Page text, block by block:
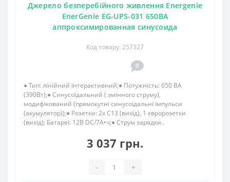
Джерело безперебійного живлення Energenie
EnerGenie EG-UPS-031 650ВA
аппроксимированная синусоида
Код товару: 257327
0
● Тип: лінійний інтерактивний;● Потужність: 650 ВА
(390Вт);● Синусоїдальний ( змінного струму),
модифікований (прямокутні синусоїдальні імпульси
(акумулятор));● Розетки: 2x C13 (вихід), 1 євророзетки
(вихід); Батареї: 12В DC/7А•ч;● Струм зарядки..
3 037 грн.
- +